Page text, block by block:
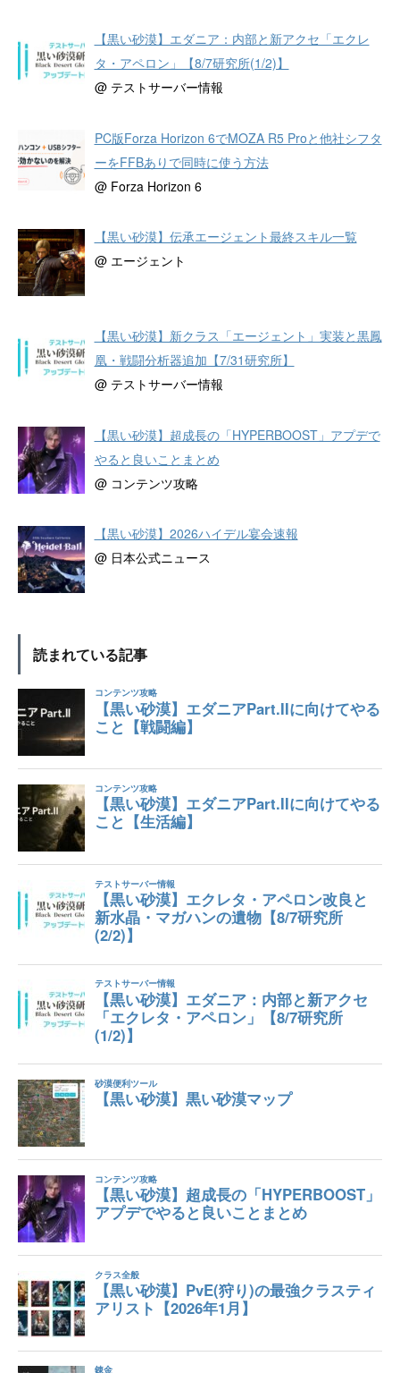
【黒い砂漠】エダニア：内部と新アクセ「エクレ
タ・アペロン」【8/7研究所(1/2)】
@ テストサーバー情報
PC版Forza Horizon 6でMOZA R5 Proと他社シフタ
ーをFFBありで同時に使う方法
@ Forza Horizon 6
【黒い砂漠】伝承エージェント最終スキル一覧
@ エージェント
【黒い砂漠】新クラス「エージェント」実装と黒鳳
凰・戦闘分析器追加【7/31研究所】
@ テストサーバー情報
【黒い砂漠】超成長の「HYPERBOOST」アプデで
やると良いことまとめ
@ コンテンツ攻略
【黒い砂漠】2026ハイデル宴会速報
@ 日本公式ニュース
読まれている記事